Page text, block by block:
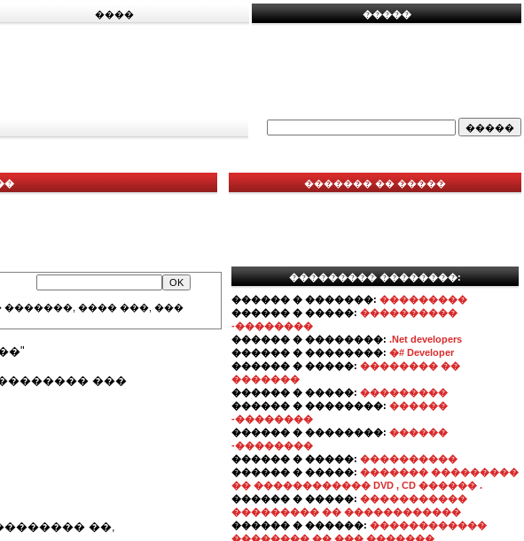
���� �����
���� ���, ���
���
��,
������� �� �����
��������� ��������:
������ � �������: ���������
������ � �����: ����������
-��������
������ � ��������: .Net developers
������ � ��������: �# Developer
������ � �����: �������� ��
�������
������ � �����: ���������
������ � ��������: ������
-��������
������ � ��������: ������
-��������
������ � �����: ����������
������ � �����: ������� ���������
�� ������������ DVD , CD ������ .
������ � �����: �����������
��������� �� ������������
������ � ������: ������������
�������� �� ��� �������